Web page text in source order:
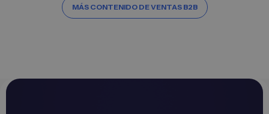
MÁS CONTENIDO DE VENTAS B2B